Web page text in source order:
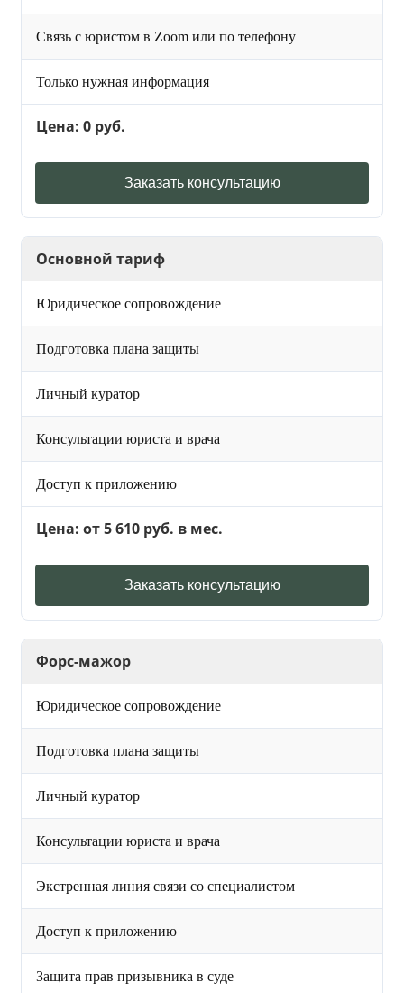
Связь с юристом в Zoom или по телефону
Только нужная информация
Цена: 0 руб.
Заказать консультацию
Основной тариф
Юридическое сопровождение
Подготовка плана защиты
Личный куратор
Консультации юриста и врача
Доступ к приложению
Цена: от 5 610 руб. в мес.
Заказать консультацию
Форс-мажор
Юридическое сопровождение
Подготовка плана защиты
Личный куратор
Консультации юриста и врача
Экстренная линия связи со специалистом
Доступ к приложению
Защита прав призывника в суде